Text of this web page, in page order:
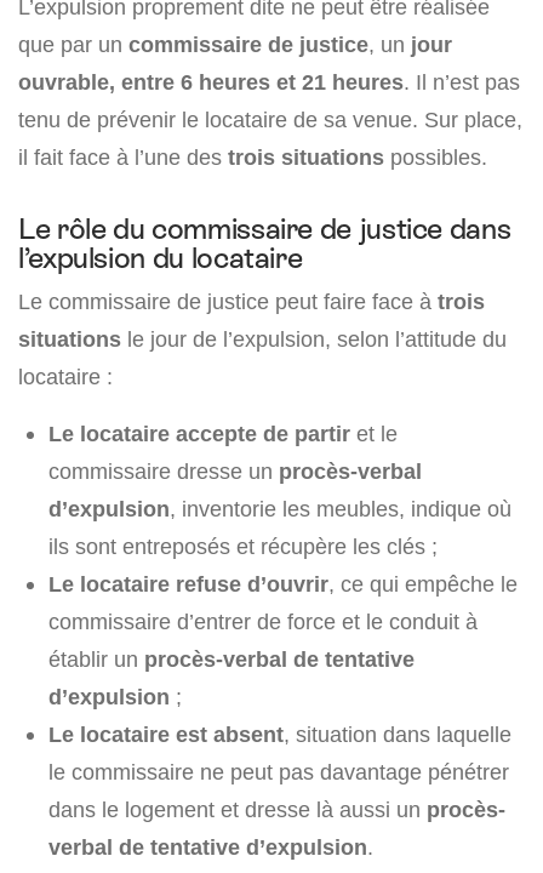
L’expulsion proprement dite ne peut être réalisée
que par un commissaire de justice, un jour
ouvrable, entre 6 heures et 21 heures. Il n’est pas
tenu de prévenir le locataire de sa venue. Sur place,
il fait face à l’une des trois situations possibles.
Le rôle du commissaire de justice dans
l’expulsion du locataire
Le commissaire de justice peut faire face à trois
situations le jour de l’expulsion, selon l’attitude du
locataire :
Le locataire accepte de partir et le
commissaire dresse un procès-verbal
d’expulsion, inventorie les meubles, indique où
ils sont entreposés et récupère les clés ;
Le locataire refuse d’ouvrir, ce qui empêche le
commissaire d’entrer de force et le conduit à
établir un procès-verbal de tentative
d’expulsion ;
Le locataire est absent, situation dans laquelle
le commissaire ne peut pas davantage pénétrer
dans le logement et dresse là aussi un procès-
verbal de tentative d’expulsion.